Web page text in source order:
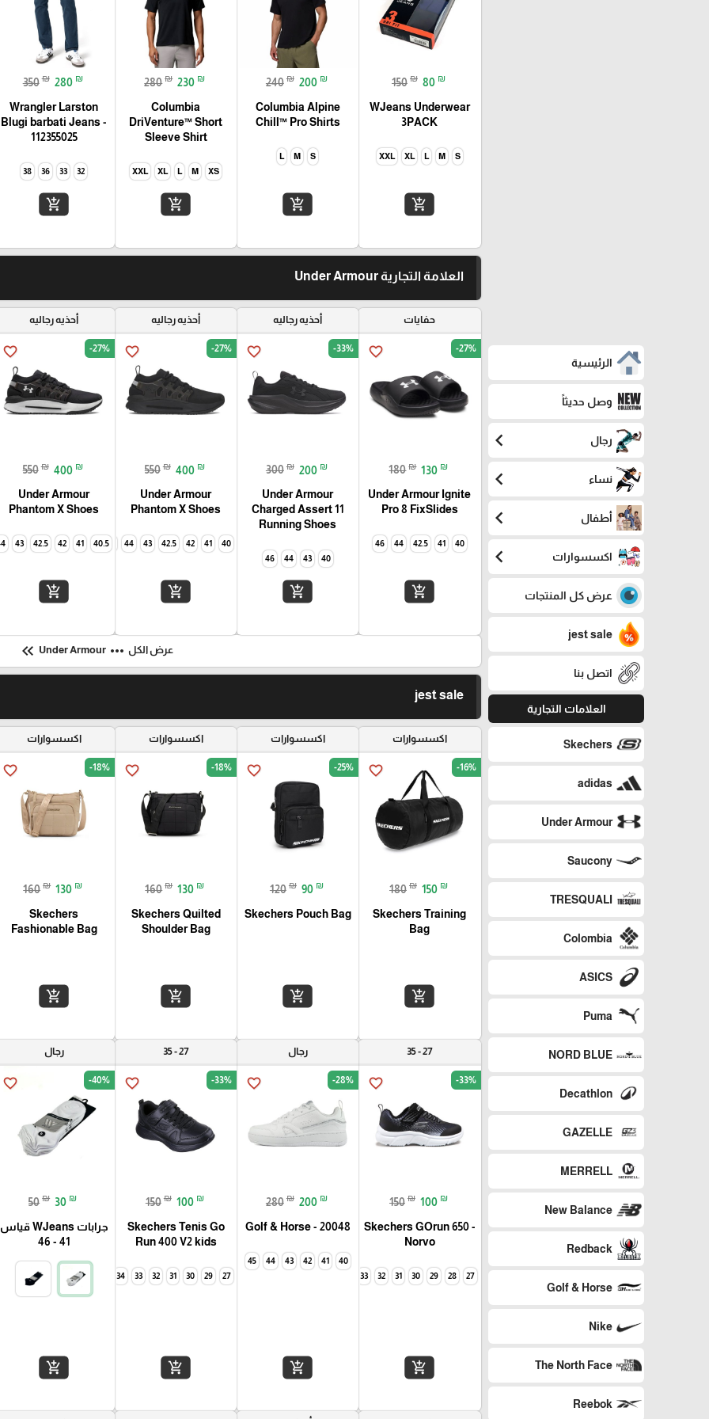
الرئيسية
وصل حديثاً
رجال chevron_left
نساء chevron_left
أطفال chevron_left
اكسسوارات chevron_left
عرض كل المنتجات
jest sale
اتصل بنا
العلامات التجارية
Skechers
adidas
Under Armour
Saucony
TRESQUALI
Colombia
ASICS
Puma
NORD BLUE
Decathlon
GAZELLE
MERRELL
New Balance
Redback
Golf & Horse
Nike
The North Face
Reebok
150 ₪ 80 ₪
WJeans Underwear
3PACK
S
M
L
XL
XXL
add_shopping_cart
240 ₪ 200 ₪
Columbia Alpine
Chill™ Pro Shirts
S
M
L
add_shopping_cart
280 ₪ 230 ₪
Columbia
DriVenture™ Short
Sleeve Shirt
XS
M
L
XL
XXL
add_shopping_cart
350 ₪ 280 ₪
Wrangler Larston
Blugi barbati Jeans -
112355025
32
33
36
38
add_shopping_cart
العلامة التجارية Under Armour
حفايات
favorite_border -27%
180 ₪ 130 ₪
Under Armour Ignite
Pro 8 FixSlides
40
41
42.5
44
46
add_shopping_cart
أحذيه رجاليه
favorite_border -33%
300 ₪ 200 ₪
Under Armour
Charged Assert 11
Running Shoes
40
43
44
46
add_shopping_cart
أحذيه رجاليه
favorite_border -27%
550 ₪ 400 ₪
Under Armour
Phantom X Shoes
40
41
42
42.5
43
44
45
46
add_shopping_cart
أحذيه رجاليه
favorite_border -27%
550 ₪ 400 ₪
Under Armour
Phantom X Shoes
40.5
41
42
42.5
43
add_shopping_cart
عرض الكل more_horiz
Under Armour
keyboard_double_arrow_left
jest sale
اكسسوارات
favorite_border -16%
180 ₪ 150 ₪
Skechers Training
Bag
add_shopping_cart
اكسسوارات
favorite_border -25%
120 ₪ 90 ₪
Skechers Pouch Bag
add_shopping_cart
اكسسوارات
favorite_border -18%
160 ₪ 130 ₪
Skechers Quilted
Shoulder Bag
add_shopping_cart
اكسسوارات
favorite_border -18%
160 ₪ 130 ₪
Skechers
Fashionable Bag
add_shopping_cart
27 - 35
favorite_border -33%
150 ₪ 100 ₪
Skechers GOrun 650 -
Norvo
27
28
29
30
31
32
33
add_shopping_cart
رجال
favorite_border -28%
280 ₪ 200 ₪
Golf & Horse - 20048
40
41
42
43
44
45
add_shopping_cart
27 - 35
favorite_border -33%
150 ₪ 100 ₪
Skechers Tenis Go
Run 400 V2 kids
27
29
30
31
32
33
34
add_shopping_cart
رجال
favorite_border -40%
50 ₪ 30 ₪
جرابات WJeans قياس
41 - 46
add_shopping_cart